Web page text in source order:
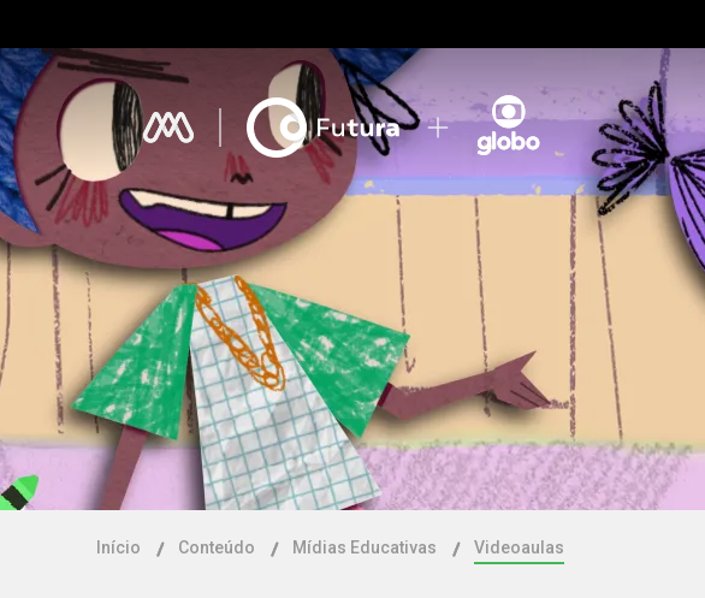
Início Conteúdo Mídias Educativas Videoaulas